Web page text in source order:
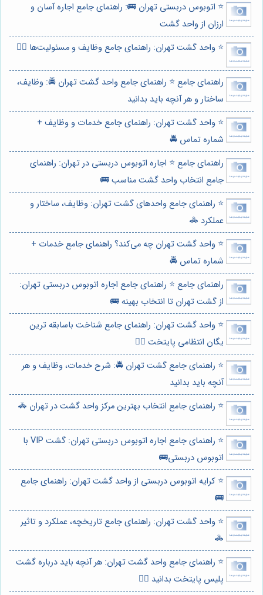
⭐️ اتوبوس دربستی تهران 🚌: راهنمای جامع اجاره آسان و
ارزان از واحد گشت
⭐️ واحد گشت تهران: راهنمای جامع وظایف و مسئولیت‌ها 👮‍♂️
راهنمای جامع ⭐️ راهنمای جامع واحد گشت تهران 🚔: وظایف،
ساختار و هر آنچه باید بدانید
⭐️ واحد گشت تهران: راهنمای جامع خدمات و وظایف +
شماره تماس 🚔
راهنمای جامع ⭐️ اجاره اتوبوس دربستی در تهران: راهنمای
جامع انتخاب واحد گشت مناسب 🚌
⭐️ راهنمای جامع واحدهای گشت تهران: وظایف، ساختار و
عملکرد 🚓
⭐️ واحد گشت تهران چه می‌کند؟ راهنمای جامع خدمات +
شماره تماس 🚔
راهنمای جامع ⭐️ راهنمای جامع اجاره اتوبوس دربستی تهران:
از گشت تهران تا انتخاب بهینه‌ 🚌
⭐️ واحد گشت تهران: راهنمای جامع شناخت باسابقه ترین
یگان انتظامی پایتخت 👮‍♂️
⭐️ راهنمای جامع گشت تهران 🚔: شرح خدمات، وظایف و هر
آنچه باید بدانید
⭐️ راهنمای جامع انتخاب بهترین مرکز واحد گشت در تهران 🚓
⭐️ راهنمای جامع اجاره اتوبوس دربستی تهران: گشت VIP با
اتوبوس دربستی🚌
⭐️ کرایه اتوبوس دربستی از واحد گشت تهران: راهنمای جامع
🚌
⭐️ واحد گشت تهران: راهنمای جامع تاریخچه، عملکرد و تاثیر
🚓
⭐️ راهنمای جامع واحد گشت تهران: هر آنچه باید درباره گشت
پلیس پایتخت بدانید 👮‍♂️